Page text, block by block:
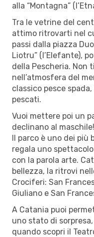
alla “Montagna”
Tra le vetrine del
attimo ritrovarti nel
passi dalla piazza
Liotru” (l’Elefante),
della Pescheria. Non
nell’atmosfera del
classico pesce
pescati.
Vuoi mettere poi un
declinano al
Il parco è uno dei più
regala uno
con la parola arte.
bellezza, la ritrovi
Crociferi: San
Giuliano e San
A Catania puoi
uno stato di
quando scopri il